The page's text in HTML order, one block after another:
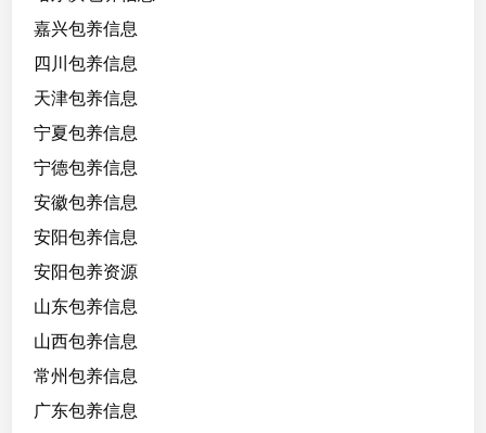
嘉兴包养信息
四川包养信息
天津包养信息
宁夏包养信息
宁德包养信息
安徽包养信息
安阳包养信息
安阳包养资源
山东包养信息
山西包养信息
常州包养信息
广东包养信息